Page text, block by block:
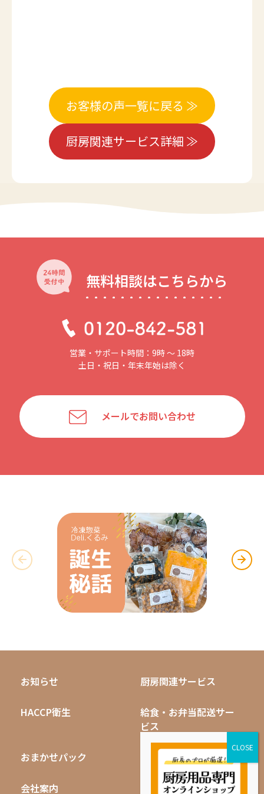
お客様の声一覧に戻る ≫
厨房関連サービス詳細 ≫
無料相談はこちらから
営業・サポート時間：9時 〜 18時
土日・祝日・年末年始は除く
メールでお問い合わせ
お知らせ 厨房関連サービス
HACCP衛生
給食・お弁当配送サー
ビス
おまかせパック 無料キャンペーン
会社案内 採用情報